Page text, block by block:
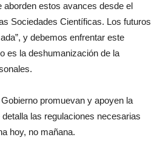
aborden estos avances desde el
Sociedades Científicas. Los futuros
y debemos enfrentar este
es la deshumanización de la
promuevan y apoyen la
las regulaciones necesarias
hoy, no mañana.